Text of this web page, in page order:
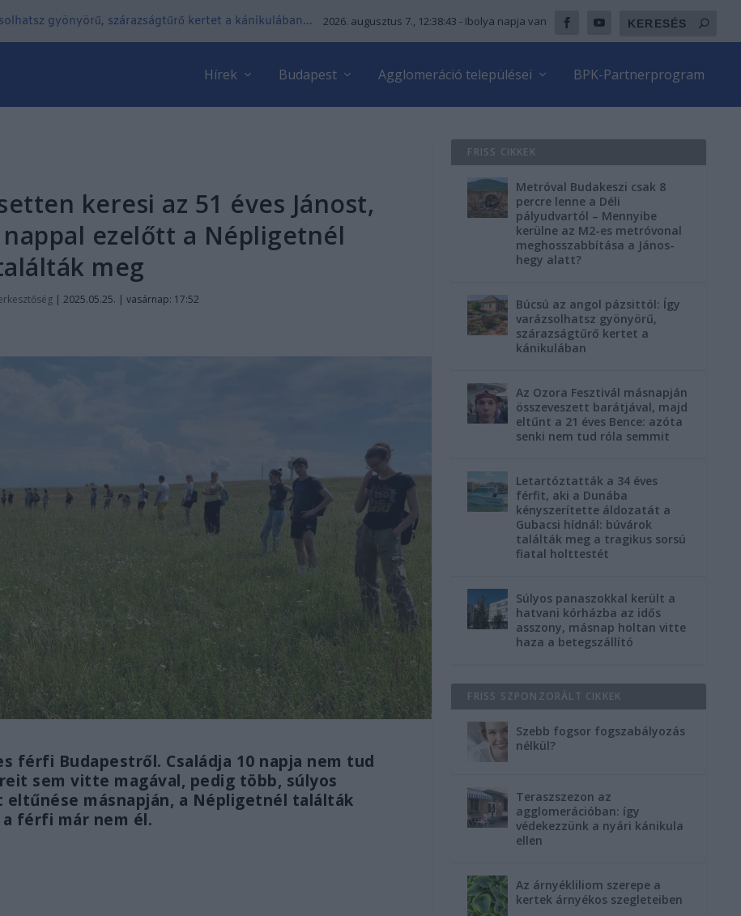
gyönyörű, szárazságtűrő kertet a kánikulában... 2026. augusztus 7., 12:38:44 - Ibolya napja van
Hírek Budapest Agglomeráció települései BPK-Partnerprogram
keresi az 51 éves Jánost,
ezelőtt a Népligetnél
meg
| 2025.05.25. | vasárnap: 17:52
férfi Budapestről. Családja 10 napja nem tud
sem vitte magával, pedig több, súlyos
másnapján, a Népligetnél találták
férfi már nem él.
FRISS CIKKEK
Metróval Budakeszi csak 8
percre lenne a Déli
pályudvartól – Mennyibe
kerülne az M2-es metróvonal
meghosszabbítása a János-
hegy alatt?
Búcsú az angol pázsittól: Így
varázsolhatsz gyönyörű,
szárazságtűrő kertet a
kánikulában
Az Ozora Fesztivál másnapján
összeveszett barátjával, majd
eltűnt a 21 éves Bence: azóta
senki nem tud róla semmit
Letartóztatták a 34 éves
férfit, aki a Dunába
kényszerítette áldozatát a
Gubacsi hídnál: búvárok
találták meg a tragikus sorsú
fiatal holttestét
Súlyos panaszokkal került a
hatvani kórházba az idős
asszony, másnap holtan vitte
haza a betegszállító
FRISS SZPONZORÁLT CIKKEK
Szebb fogsor fogszabályozás
nélkül?
Teraszszezon az
agglomerációban: így
védekezzünk a nyári kánikula
ellen
Az árnyékliliom szerepe a
kertek árnyékos szegleteiben